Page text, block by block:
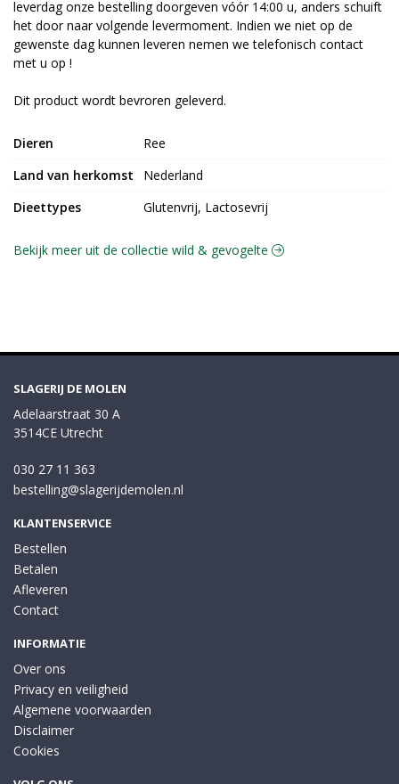
leverdag onze bestelling doorgeven vóór 14:00 u, anders schuift
het door naar volgende levermoment. Indien we niet op de
gewenste dag kunnen leveren nemen we telefonisch contact
met u op !
Dit product wordt bevroren geleverd.
Dieren
Ree
Land van herkomst
Nederland
Dieettypes
Glutenvrij, Lactosevrij
Bekijk meer uit de collectie wild & gevogelte
SLAGERIJ DE MOLEN
Adelaarstraat 30 A
3514CE Utrecht
030 27 11 363
bestelling@slagerijdemolen.nl
KLANTENSERVICE
Bestellen
Betalen
Afleveren
Contact
INFORMATIE
Over ons
Privacy en veiligheid
Algemene voorwaarden
Disclaimer
Cookies